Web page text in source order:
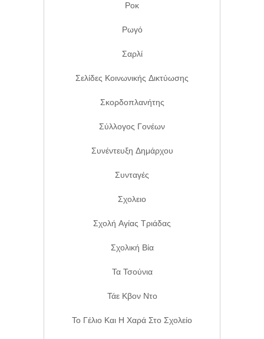
Ροκ
Ρωγό
Σαρλί
Σελίδες Κοινωνικής Δικτύωσης
Σκορδοπλανήτης
Σύλλογος Γονέων
Συνέντευξη Δημάρχου
Συνταγές
Σχολειο
Σχολή Αγίας Τριάδας
Σχολική Βία
Τα Τσούνια
Τάε Κβον Ντο
Το Γέλιο Και Η Χαρά Στο Σχολείο